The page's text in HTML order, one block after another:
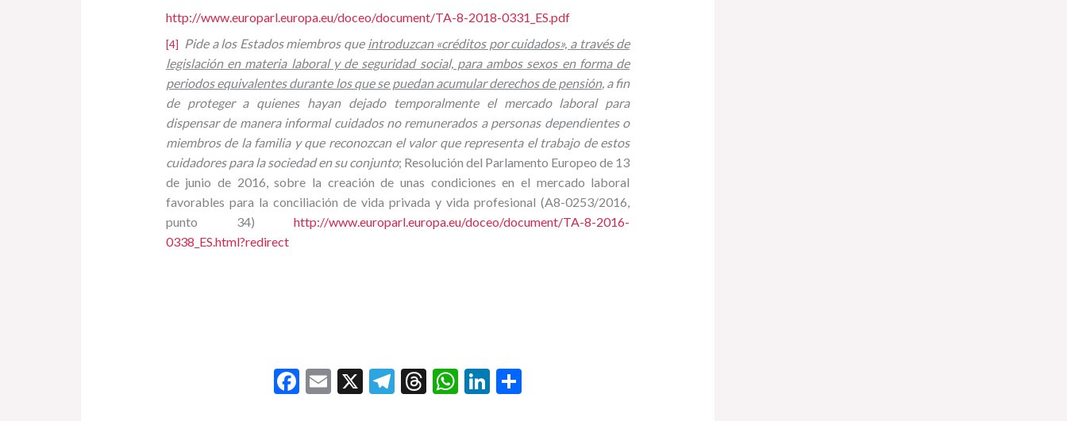
http://www.europarl.europa.eu/doceo/document/TA-8-2018-0331_ES.pdf
[4] Pide a los Estados miembros que introduzcan «créditos por cuidados», a través de
legislación en materia laboral y de seguridad social, para ambos sexos en forma de
periodos equivalentes durante los que se puedan acumular derechos de pensión, a fin
de proteger a quienes hayan dejado temporalmente el mercado laboral para
dispensar de manera informal cuidados no remunerados a personas dependientes o
miembros de la familia y que reconozcan el valor que representa el trabajo de estos
cuidadores para la sociedad en su conjunto; Resolución del Parlamento Europeo de 13
de junio de 2016, sobre la creación de unas condiciones en el mercado laboral
favorables para la conciliación de vida privada y vida profesional (A8-0253/2016,
punto 34)http://www.europarl.europa.eu/doceo/document/TA-8-2016-
0338_ES.html?redirect
F E X T T W Li